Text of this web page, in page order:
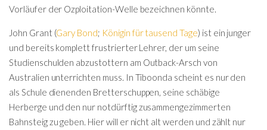
Vorläufer der Ozploitation-Welle bezeichnen könnte.
John Grant (Gary Bond; Königin für tausend Tage) ist ein junger
und bereits komplett frustrierter Lehrer, der um seine
Studienschulden abzustottern am Outback-Arsch von
Australien unterrichten muss. In Tiboonda scheint es nur den
als Schule dienenden Bretterschuppen, seine schäbige
Herberge und den nur notdürftig zusammengezimmerten
Bahnsteig zu geben. Hier will er nicht alt werden und zählt nur